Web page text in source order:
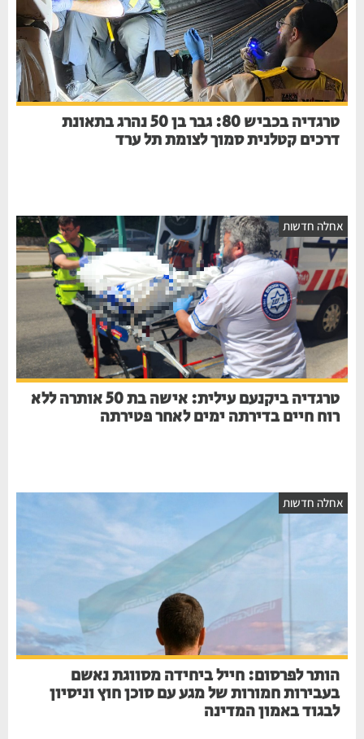
טרגדיה בכביש 80: גבר בן 50 נהרג בתאונת
דרכים קטלנית סמוך לצומת תל ערד
חדשות
טרגדיה ביקנעם עילית: אישה בת 50 אותרה ללא
רוח חיים בדירתה ימים לאחר פטירתה
חדשות
הותר לפרסום: חייל ביחידה מסווגת נאשם
בעבירות חמורות של מגע עם סוכן חוץ וניסיון
לבגוד באמון המדינה